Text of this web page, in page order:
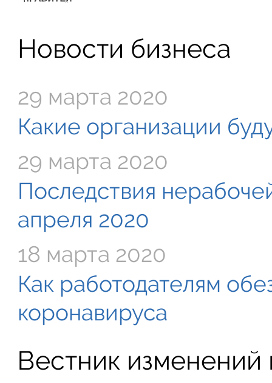
Новости бизнеса
29 марта 2020
Какие организации
29 марта 2020
Последствия
апреля 2020
18 марта 2020
Как работодателям
коронавируса
Вестник изменений